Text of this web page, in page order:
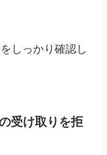
しっかり確認し
受け取りを拒